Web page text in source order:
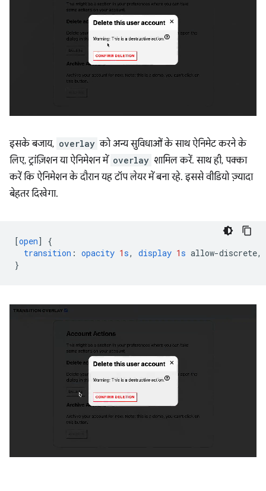
इसके बजाय, overlay को अन्य सुविधाओं के साथ ऐनिमेट करने के
लिए, ट्रांज़िशन या ऐनिमेशन में overlay शामिल करें. साथ ही, पक्का
करें कि ऐनिमेशन के दौरान यह टॉप लेयर में बना रहे. इससे वीडियो ज़्यादा
बेहतर दिखेगा.
[open]
{
transition : opacity 1s, display 1s allow-discrete,
}